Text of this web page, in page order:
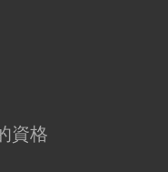
資格